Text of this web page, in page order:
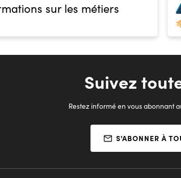
sur les métiers
Suivez
Restez informé en vous abonnant
S'ABONNER À